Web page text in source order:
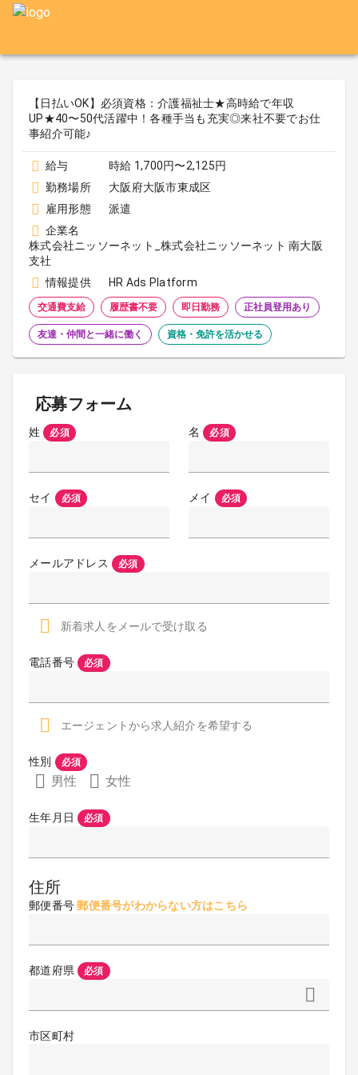
【日払いOK】必須資格：介護福祉士★高時給で年収
UP★40〜50代活躍中！各種手当も充実◎来社不要でお仕
事紹介可能♪
給与
時給 1,700円〜2,125円
勤務場所
大阪府大阪市東成区
雇用形態
派遣
企業名
株式会社ニッソーネット_株式会社ニッソーネット 南大阪
支社
情報提供
HR Ads Platform
交通費支給 履歴書不要 即日勤務 正社員登用あり
友達・仲間と一緒に働く 資格・免許を活かせる
応募フォーム
姓 必須 名 必須
セイ 必須 メイ 必須
メールアドレス 必須
新着求人をメールで受け取る
電話番号 必須
エージェントから求人紹介を希望する
性別 必須
男性 女性
生年月日 必須
住所
郵便番号郵便番号がわからない方はこちら
都道府県 必須
市区町村